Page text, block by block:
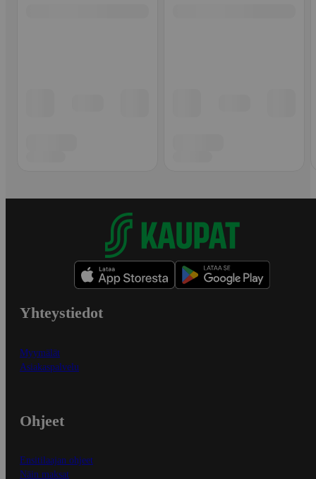
Yhteystiedot
Myymälät
Asiakaspalvelu
Ohjeet
Ensitilaajan ohjeet
Näin maksat